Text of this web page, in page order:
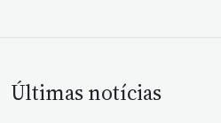
Últimas notícias